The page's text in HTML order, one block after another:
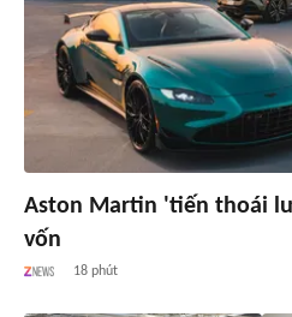
Aston Martin 'tiến thoái
vốn
18 phút